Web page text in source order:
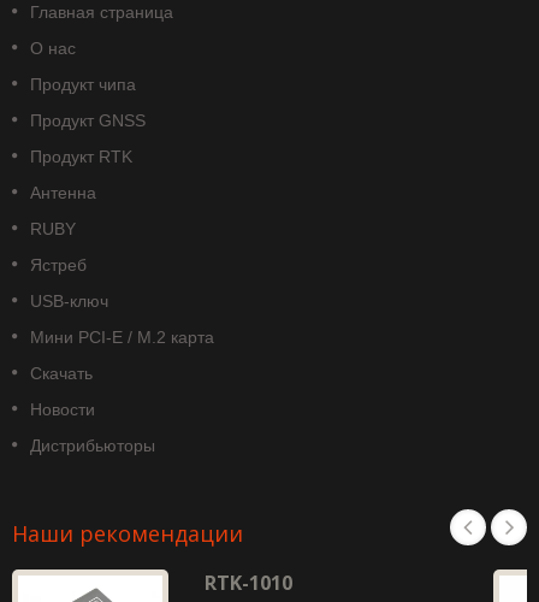
Главная страница
О нас
Продукт чипа
Продукт GNSS
Продукт RTK
Антенна
RUBY
Ястреб
USB-ключ
Мини PCI-E / M.2 карта
Скачать
Новости
Дистрибьюторы
Наши рекомендации
RTK-1010